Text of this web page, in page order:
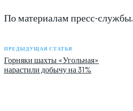
По материалам пресс-службы.
ПРЕДЫДУЩАЯ СТАТЬЯ
Горняки шахты «Угольная»
нарастили добычу на 31%